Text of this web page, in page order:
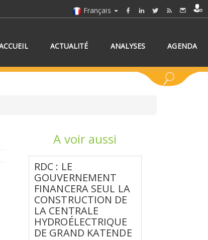
Français
ACTUALITÉ ANALYSES AGENDA
DES PAYS
A voir aussi
RDC : LE
GOUVERNEMENT
FINANCERA SEUL LA
CONSTRUCTION DE
LA CENTRALE
HYDROÉLECTRIQUE
DE GRAND KATENDE